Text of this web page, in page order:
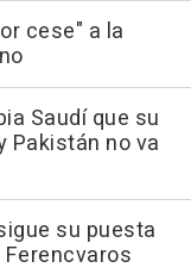
cese" a la
Saudí que su
Pakistán no va
su puesta